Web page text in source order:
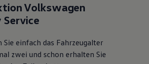
Volkswagen
Service
einfach das Fahrzeugalter
zwei und schon erhalten Sie